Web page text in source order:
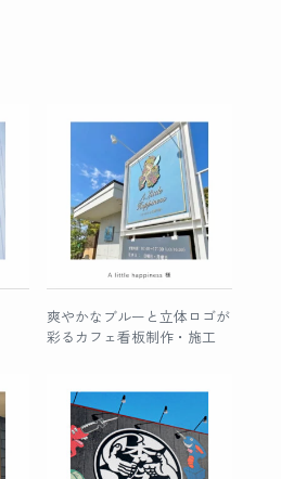
爽やかなブルーと立体ロゴが
彩るカフェ看板制作・施工